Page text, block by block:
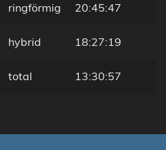
ringförmig 20:45:47
hybrid 18:27:19
total 13:30:57